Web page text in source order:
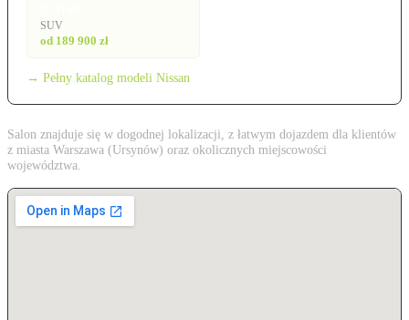
SUV
od 189 900 zł
→ Pełny katalog modeli Nissan
Salon znajduje się w dogodnej lokalizacji, z łatwym dojazdem dla klientów
z miasta Warszawa (Ursynów) oraz okolicznych miejscowości
województwa.